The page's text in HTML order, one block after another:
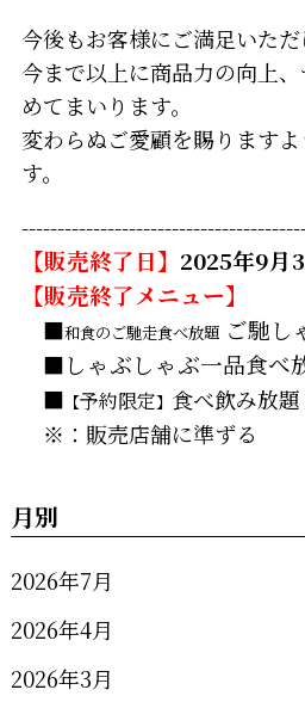
今後もお客様にご満足いただ
今まで以上に商品力の向上
めてまいります。
変わらぬご愛顧を賜ります
す。
【販売終了日】 2025年9月
【販売終了メニュー】
■和食のご馳走食べ放題 ご馳し
■しゃぶしゃぶ一品食べ
■ 【予約限定】 食べ飲み放題
※：販売店舗に準ずる
月別
2026年7月
2026年4月
2026年3月